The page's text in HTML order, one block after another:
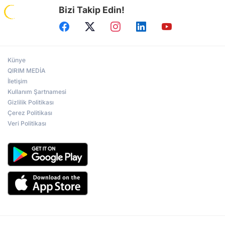
Bizi Takip Edin!
Künye
QIRIM MEDİA
İletişim
Kullanım Şartnamesi
Gizlilik Politikası
Çerez Politikası
Veri Politikası